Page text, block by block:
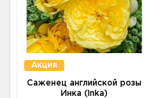
Акция
Саженец английской розы
Инка (Inka)